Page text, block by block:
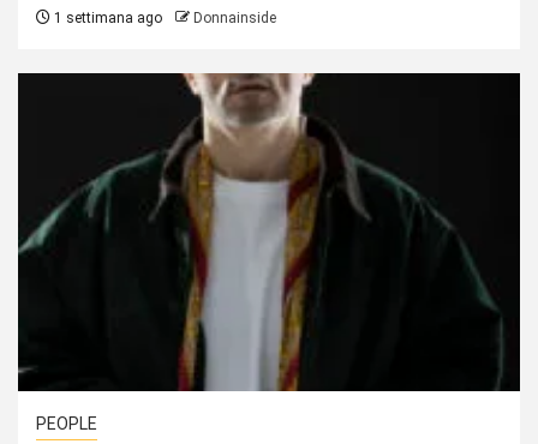
1 settimana ago Donnainside
PEOPLE